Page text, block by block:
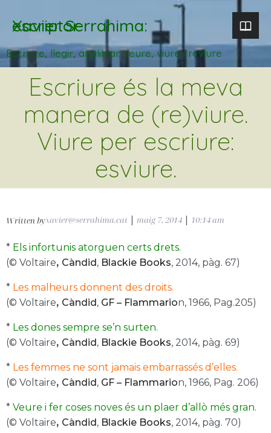
Xavier Serrahima: escriptor
Escriure, llegir, analitzar. veure, viure i reviure
Escriure és la meva
manera de (re)viure.
Viure per escriure:
esviure.
Written byxavier@serrahima.cat maig 7, 2014 10:14 am
* Els infortunis atorguen certs drets.
(© Voltaire, Càndid, Blackie Books, 2014, pàg. 67)
* Les malheurs donnent des droits.
(© Voltaire, Càndid, GF – Flammarion, 1966, Pag.205)
* Les dones sempre se’n surten.
(© Voltaire, Càndid, Blackie Books, 2014, pàg. 69)
* Les femmes ne sont jamais embarrassés d’elles.
(© Voltaire, Càndid, GF – Flammarion, 1966, Pag. 206)
* Veure i fer coses noves és un plaer d’allò més gran.
(© Voltaire, Càndid, Blackie Books, 2014, pàg. 70)